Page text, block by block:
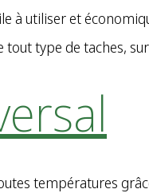
à utiliser et
tout type de taches,
températures